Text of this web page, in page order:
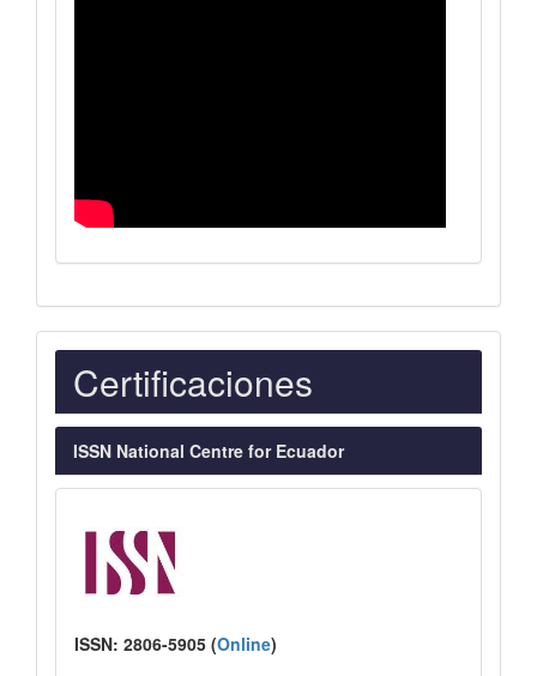
Indexaciones
Certificaciones
ISSN National Centre for Ecuador
ISSN: 2806-5905 (Online)